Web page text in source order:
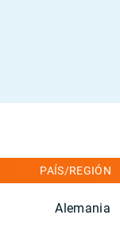
PAÍS/REGIÓN
Alemania